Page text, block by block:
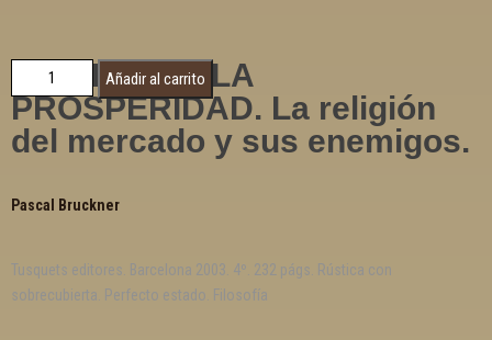
MISERIA DE LA
PROSPERIDAD. La religión
del mercado y sus enemigos.
Pascal Bruckner
Tusquets editores. Barcelona 2003. 4º. 232 págs. Rústica con
sobrecubierta. Perfecto estado. Filosofía
Añadir al carrito